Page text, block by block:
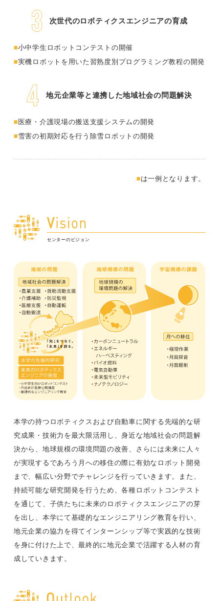
次世代のロボティクスエンジニアの育成
小中学生ロボットコンテストの開催
実機ロボットを用いた習熟度別プログラミング教程の開発
地元企業等と連携した地域社会の問題解決
医療・介護現場の搬送支援システムの開発
雪害の初期対応を行う除雪ロボットの開発
は一例となります。
センターのビジョン
本学の持つロボティクスおよび自動車に関する先端的な研
究成果・技術力を最大限活用し、身近な地域社会の問題解
決から、地球規模の環境問題の改善、さらには未来に人々
が実現するであろう月への移住の際に有効なロボット開発
まで、幅広い分野でチャレンジを行っていきます。また、
持続可能な研究開発を行うため、各種ロボットコンテスト
を通じて、子供たちに未来のロボティクスエンジニアの芽
を出し、本学にて基礎的なエンジニアリング教育を行い、
地元企業の協力を得てインターンシップ等で実践的な技術
を身に付けた上で、最終的に地元企業で活躍する人材の育
成していきます。